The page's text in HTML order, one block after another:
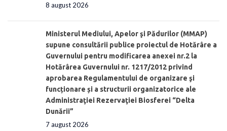
8 august 2026
Ministerul Mediului, Apelor şi Pădurilor (MMAP)
supune consultării publice proiectul de Hotărâre a
Guvernului pentru modificarea anexei nr.2 la
Hotărârea Guvernului nr. 1217/2012 privind
aprobarea Regulamentului de organizare şi
funcționare și a structurii organizatorice ale
Administraţiei Rezervaţiei Biosferei “Delta
Dunării”
7 august 2026